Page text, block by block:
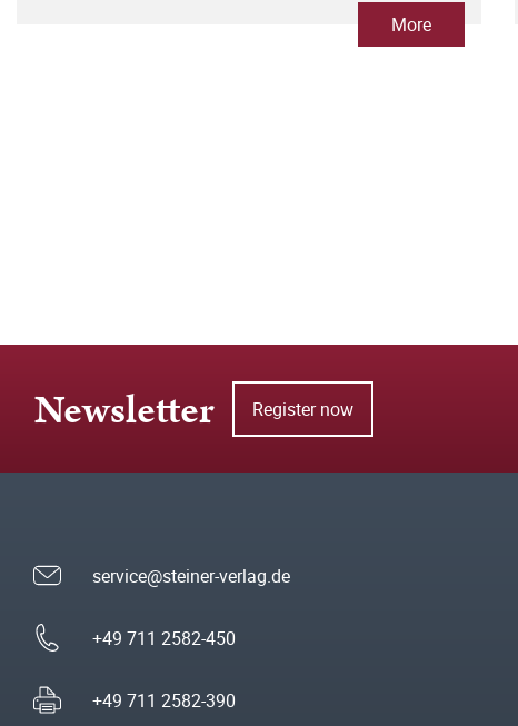
More
Newsletter Register now
service@steiner-verlag.de
+49 711 2582-450
+49 711 2582-390